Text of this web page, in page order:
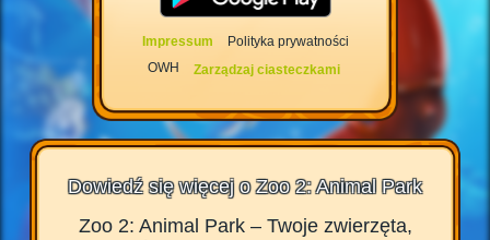
Impressum
Polityka prywatności
OWH
Zarządzaj ciasteczkami
Dowiedź się więcej o Zoo 2: Animal Park
Zoo 2: Animal Park – Twoje zwierzęta,
Zoo